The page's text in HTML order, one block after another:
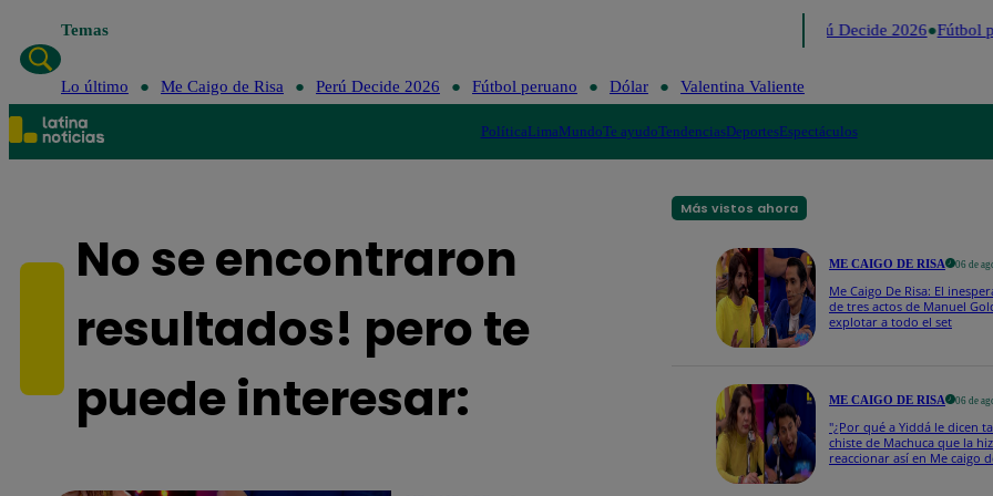
Temas Perú Decide 2026 Fútbol
Lo último Me Caigo de Risa Perú Decide 2026 Fútbol peruano Dólar Valentina Valiente
PolíticaLimaMundoTe ayudoTendenciasDeportesEspectáculos
No se encontraron
resultados! pero te
puede interesar:
Más vistos ahora
ME CAIGO DE RISA 06 de
Me Caigo De Risa: El
de tres actos de Manuel
explotar a todo el set
ME CAIGO DE RISA 06 de
"¿Por qué a Yiddá le dicen
chiste de Machuca que la
reaccionar así en Me caigo